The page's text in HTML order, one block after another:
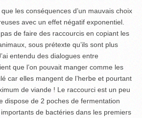
les conséquences d’un mauvais choix
avec un effet négatif exponentiel.
de faire des raccourcis en copiant les
sous prétexte qu’ils sont plus
entendu des dialogues entre
que l’on pouvait manger comme les
car elles mangent de l’herbe et pourtant
de viande ! Le raccourci est un peu
dispose de 2 poches de fermentation
de bactéries dans les premiers